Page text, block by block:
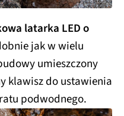
latarka LED o
jak w wielu
umieszczony
klawisz do ustawienia
podwodnego.